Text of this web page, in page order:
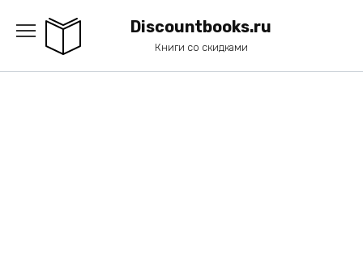
содержанию
Discountbooks.ru
Книги со скидками